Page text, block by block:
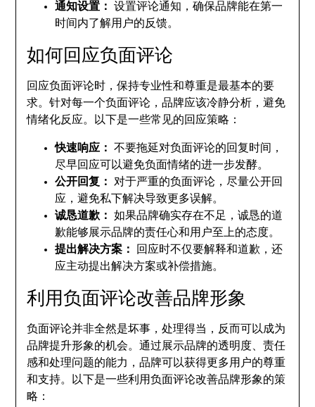
通知设置：
设置评论通知，确保品牌能在第一
时间内了解用户的反馈。
如何回应负面评论
回应负面评论时，保持专业性和尊重是最基本的要
求。针对每一个负面评论，品牌应该冷静分析，避免
情绪化反应。以下是一些常见的回应策略：
快速响应：
不要拖延对负面评论的回复时间，
尽早回应可以避免负面情绪的进一步发酵。
公开回复：
对于严重的负面评论，尽量公开回
应，避免私下解决导致更多误解。
诚恳道歉：
如果品牌确实存在不足，诚恳的道
歉能够展示品牌的责任心和用户至上的态度。
提出解决方案：
回应时不仅要解释和道歉，还
应主动提出解决方案或补偿措施。
利用负面评论改善品牌形象
负面评论并非全然是坏事，处理得当，反而可以成为
品牌提升形象的机会。通过展示品牌的透明度、责任
感和处理问题的能力，品牌可以获得更多用户的尊重
和支持。以下是一些利用负面评论改善品牌形象的策
略：